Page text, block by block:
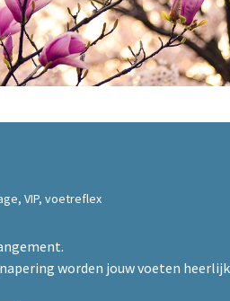
, VIP, voetreflex
worden jouw voeten